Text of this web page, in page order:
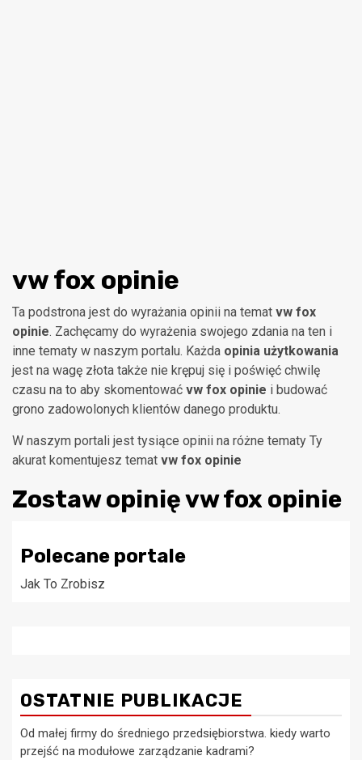
vw fox opinie
Ta podstrona jest do wyrażania opinii na temat vw fox
opinie. Zachęcamy do wyrażenia swojego zdania na ten i
inne tematy w naszym portalu. Każda opinia użytkowania
jest na wagę złota także nie krępuj się i poświęć chwilę
czasu na to aby skomentować vw fox opinie i budować
grono zadowolonych klientów danego produktu.
W naszym portali jest tysiące opinii na różne tematy Ty
akurat komentujesz temat vw fox opinie
Zostaw opinięvw fox opinie
Polecane portale
Jak To Zrobisz
OSTATNIE PUBLIKACJE
Od małej firmy do średniego przedsiębiorstwa. kiedy warto
przejść na modułowe zarządzanie kadrami?